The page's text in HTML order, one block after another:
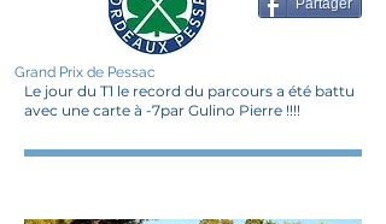
Partager
Grand Prix de Pessac
Le jour du T1 le record du parcours a été battu
avec une carte à -7par Gulino Pierre !!!!